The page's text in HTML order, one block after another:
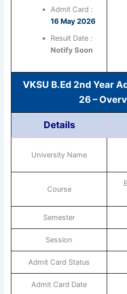
Admit Card :
16 May 2026
Result Date :
Notify Soon
VKSU B.Ed 2nd Year
26 –
Details
University Name
Course
Semester
Session
Admit Card Status
Admit Card Date